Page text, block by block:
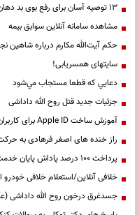
13 توصیه آسان برای رفع بوی بد دهان
مشاهده سامانه آنلاين سوابق بیمه
حكم آيت‌الله مكارم درباره شاهين
سایتهای همسریابی!
دعايي كه قطعا مستجاب مي‌شود
جزئیات جدید قتل روح الله داداشی
آموزش ساخت Apple ID برای کاربران ایرانی
راز خنده های اصغر فرهادی به
پرداخت ۱۰۰ درصد پاداش پایان خدمت فرهنگیان
خلافی آنلاین/استعلام خلافی خودرو
جسدغرق درخون روح الله داداشی